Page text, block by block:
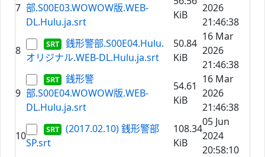
7 部.S00E03.WOWOW版.WEB-
DL.Hulu.ja.srt
KiB
2026
21:46:38
8
銭形警部.S00E04.Hulu.
オリジナル.WEB-DL.Hulu.ja.srt
50.84
KiB
16 Mar
2026
21:46:38
9
銭形警
部.S00E04.WOWOW版.WEB-
DL.Hulu.ja.srt
54.61
KiB
16 Mar
2026
21:46:38
10
(2017.02.10) 銭形警部
SP.srt
108.34
KiB
05 Jun
2024
20:58:10